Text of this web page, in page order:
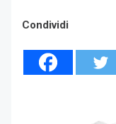
Condividi